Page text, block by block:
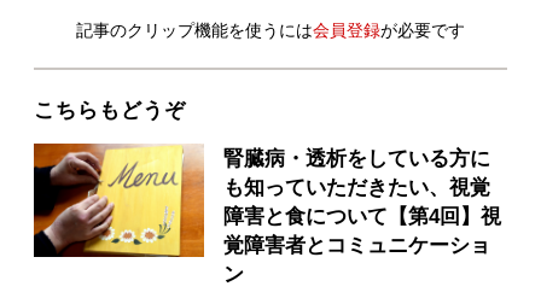
記事のクリップ機能を使うには会員登録が必要です
こちらもどうぞ
腎臓病・透析をしている方に
も知っていただきたい、視覚
障害と食について【第4回】視
覚障害者とコミュニケーショ
ン